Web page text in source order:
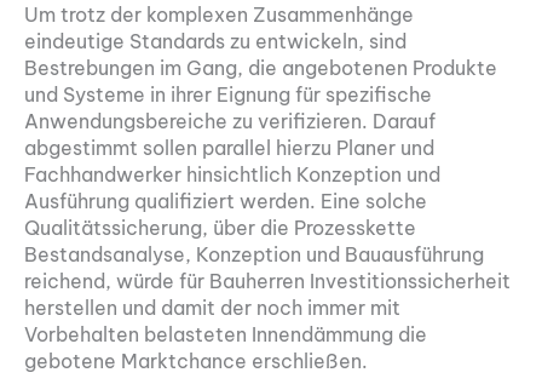
Um trotz der komplexen Zusammenhänge
eindeutige Standards zu entwickeln, sind
Bestrebungen im Gang, die angebotenen Produkte
und Systeme in ihrer Eignung für spezifische
Anwendungsbereiche zu verifizieren. Darauf
abgestimmt sollen parallel hierzu Planer und
Fachhandwerker hinsichtlich Konzeption und
Ausführung qualifiziert werden. Eine solche
Qualitätssicherung, über die Prozesskette
Bestandsanalyse, Konzeption und Bauausführung
reichend, würde für Bauherren Investitionssicherheit
herstellen und damit der noch immer mit
Vorbehalten belasteten Innendämmung die
gebotene Marktchance erschließen.